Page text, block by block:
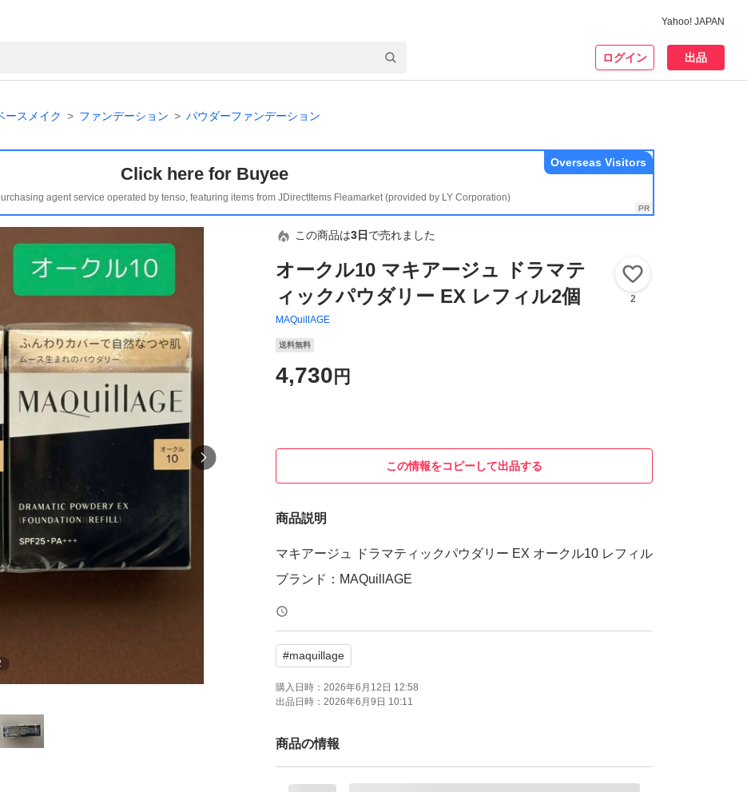
Yahoo! JAPAN
ログイン 出品
ースメイク ファンデーション パウダーファンデーション
Click here for Buyee
agent service operated by tenso, featuring items from JDirectItems Fleamarket (provided by LY Corporation)
Overseas Visitors
この商品は3日 で売れました
オークル10 マキアージュ ドラマテ
ィックパウダリー EX レフィル2個
MAQuillAGE
2
送料無料
4,730 円
この情報をコピーして出品する
商品説明
マキアージュ ドラマティックパウダリー EX オークル10 レフィル
ブランド：MAQuillAGE
#maquillage
購入日時： 2026年6月12日 12:58
出品日時： 2026年6月9日 10:11
商品の情報